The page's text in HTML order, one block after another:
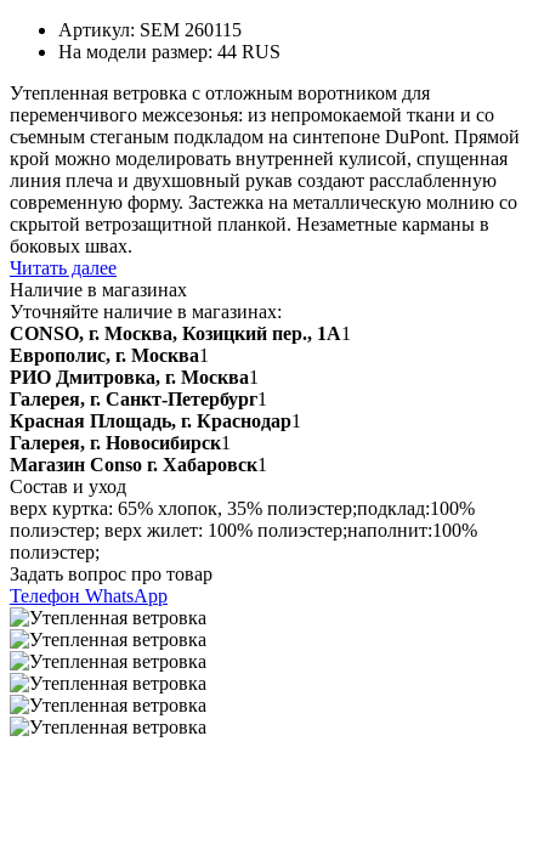
Артикул: SEM 260115
На модели размер: 44 RUS
Утепленная ветровка с отложным воротником для
переменчивого межсезонья: из непромокаемой ткани и со
съемным стеганым подкладом на синтепоне DuPont. Прямой
крой можно моделировать внутренней кулисой, спущенная
линия плеча и двухшовный рукав создают расслабленную
современную форму. Застежка на металлическую молнию со
скрытой ветрозащитной планкой. Незаметные карманы в
боковых швах.
Читать далее
Наличие в магазинах
Уточняйте наличие в магазинах:
CONSO, г. Москва, Козицкий пер., 1А1
Европолис, г. Москва1
РИО Дмитровка, г. Москва1
Галерея, г. Санкт-Петербург1
Красная Площадь, г. Краснодар1
Галерея, г. Новосибирск1
Магазин Conso г. Хабаровск1
Состав и уход
верх куртка: 65% хлопок, 35% полиэстер;подклад:100%
полиэстер; верх жилет: 100% полиэстер;наполнит:100%
полиэстер;
Задать вопрос про товар
Телефон WhatsApp